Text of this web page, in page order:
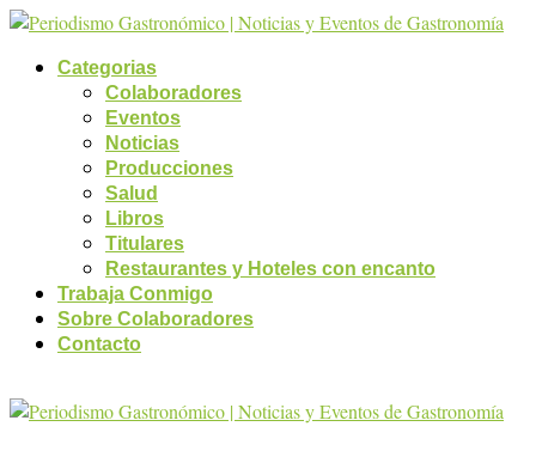
Categorias
Colaboradores
Eventos
Noticias
Producciones
Salud
Libros
Titulares
Restaurantes y Hoteles con encanto
Trabaja Conmigo
Sobre Colaboradores
Contacto